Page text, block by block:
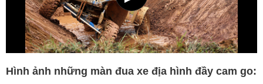
Hình ảnh những màn đua xe địa hình đầy cam go: